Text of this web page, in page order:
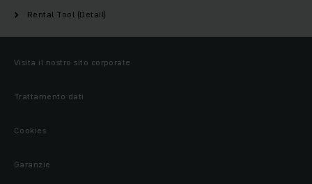
Rental Tool (Detail)
Visita il nostro sito corporate
Trattamento dati
Cookies
Garanzie